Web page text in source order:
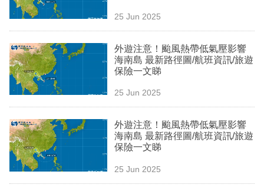
商
場
時
25 Jun 2025
外遊注意！颱風熱帶低氣壓影響
海南島 最新路徑圖/航班資訊/旅遊
保險一文睇
25 Jun 2025
外遊注意！颱風熱帶低氣壓影響
海南島 最新路徑圖/航班資訊/旅遊
保險一文睇
25 Jun 2025